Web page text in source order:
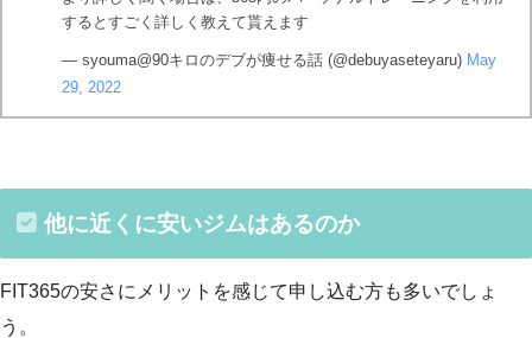
するとすごく詳しく教えて貰えます
— syouma@90キロのデブが痩せる話 (@debuyaseteyaru) May
29, 2022
他に近くに安いジムはあるのか
FIT365の安さにメリットを感じて申し込む方も多いでしょ
う。